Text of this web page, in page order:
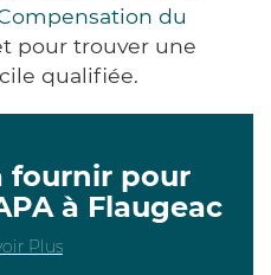
du
pour trouver une
qualifiée.
fournir pour
à Flaugeac
Plus